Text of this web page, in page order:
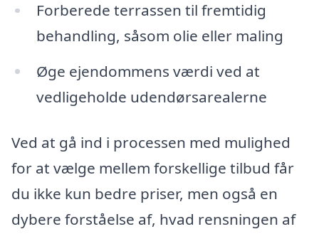
Forberede terrassen til fremtidig
behandling, såsom olie eller maling
Øge ejendommens værdi ved at
vedligeholde udendørsarealerne
Ved at gå ind i processen med mulighed
for at vælge mellem forskellige tilbud får
du ikke kun bedre priser, men også en
dybere forståelse af, hvad rensningen af